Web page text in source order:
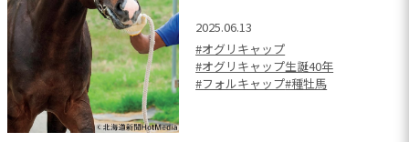
2025.06.13
#オグリキャップ
#オグリキャップ生誕40年
#フォルキャップ#種牡馬